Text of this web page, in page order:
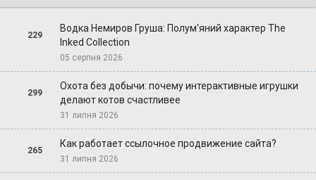
229
Водка Немиров Груша: Полум'яний характер The
Inked Collection
05 серпня 2026
299
Охота без добычи: почему интерактивные игрушки
делают котов счастливее
31 липня 2026
265
Как работает ссылочное продвижение сайта?
31 липня 2026